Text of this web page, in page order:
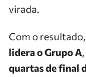
virada.
Com o
lidera o Grupo A
quartas de final